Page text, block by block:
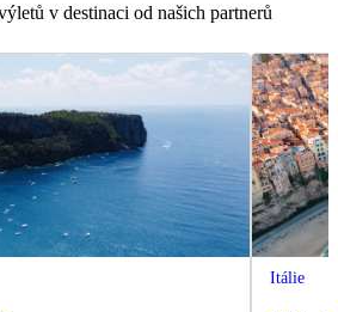
v destinaci od našich partnerů
Itálie